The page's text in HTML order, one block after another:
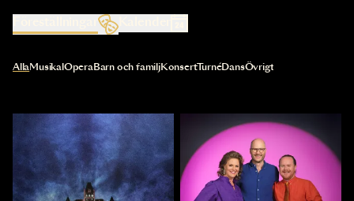
Kalender
Val av kategori uppdaterar innehållet automatiskt
AllaMusikal OperaBarn och familjKonsertTurnéDansÖvrigt